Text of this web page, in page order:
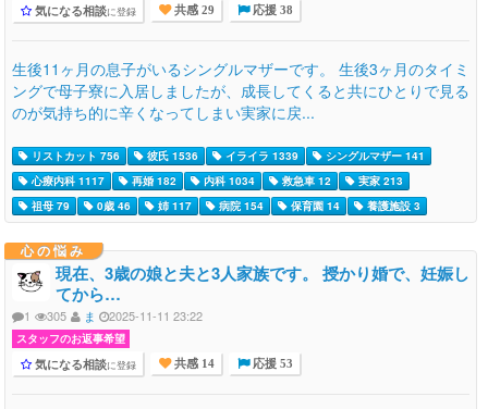
気になる相談に登録 共感 29 応援 38
生後11ヶ月の息子がいるシングルマザーです。 生後3ヶ月のタイミ
ングで母子寮に入居しましたが、成長してくると共にひとりで見る
のが気持ち的に辛くなってしまい実家に戻...
リストカット 756 彼氏 1536 イライラ 1339
シングルマザー 141
心療内科 1117
再婚 182 内科 1034 救急車 12
実家 213
祖母 79
0歳 46 姉 117 病院 154 保育園 14 養護施設 3
心の悩み
現在、3歳の娘と夫と3人家族です。 授かり婚で、妊娠し
てから…
1 305 ま 2025-11-11 23:22
スタッフのお返事希望
気になる相談に登録 共感 14 応援 53